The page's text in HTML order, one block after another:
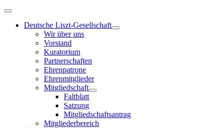
Deutsche Liszt-Gesellschaft
Wir über uns
Vorstand
Kuratorium
Partnerschaften
Ehrenpatrone
Ehrenmitglieder
Mitgliedschaft
Faltblatt
Satzung
Mitgliedschaftsantrag
Mitgliederbereich